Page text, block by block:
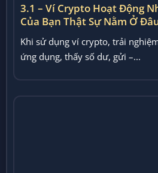
3.1 – Ví Crypto Hoạt Động
Của Bạn Thật Sự Nằm Ở
Khi sử dụng ví crypto, trải
ứng dụng, thấy số dư, gửi –...